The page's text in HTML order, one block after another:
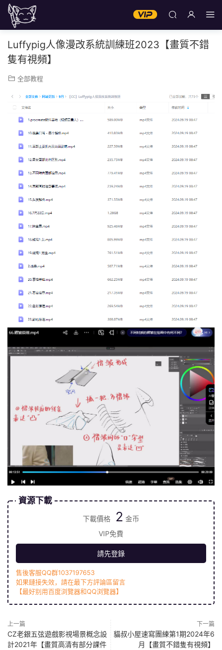
Luffypig人像漫改系統訓練班2023【畫質不錯
隻有視頻】
全部教程
資源下載
下載價格 2 金币
VIP免費
請先登錄
售後客服QQ群1037197653
如果鏈接失效，請在最下方評論區留言
【最好别用百度浏覽器和QQ浏覽器】
上一篇
CZ老銀五弦遊戲影視場景概念設
計2021年【畫質高清有部分課件
下一篇
貓叔小屋速寫團練第1期2024年6
月【畫質不錯隻有視頻】